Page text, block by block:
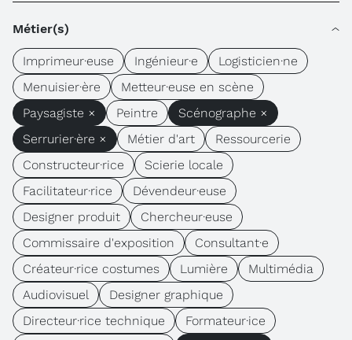
Métier(s)
Imprimeur·euse Ingénieur·e
Logisticien·ne
Menuisier·ère
Metteur·euse en scène
Paysagiste ×
Peintre
Scénographe ×
Serrurier·ère ×
Métier d'art
Ressourcerie
Constructeur·rice
Scierie locale
Facilitateur·rice
Dévendeur·euse
Designer produit
Chercheur·euse
Commissaire d'exposition
Consultant·e
Créateur·rice costumes
Lumière
Multimédia
Audiovisuel
Designer graphique
Directeur·rice technique
Formateur·ice